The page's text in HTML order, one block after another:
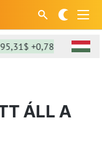
+0,78% SOL
ÁLL A